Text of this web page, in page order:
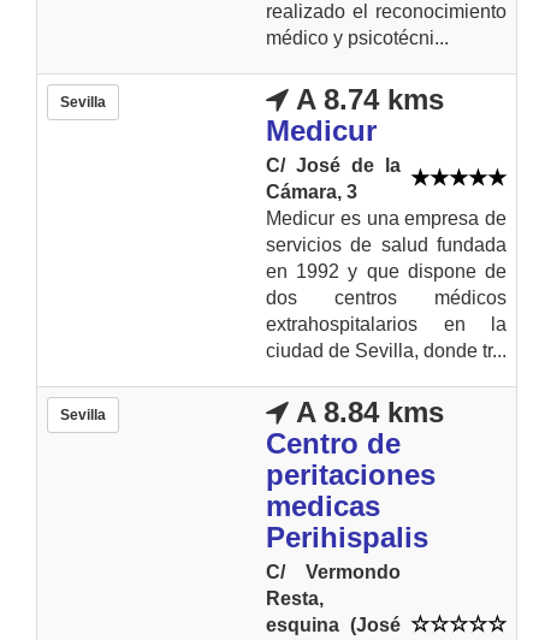
realizado el reconocimiento
médico y psicotécni...
Sevilla
A 8.74 kms
Medicur
C/ José de la
Cámara, 3
Medicur es una empresa de
servicios de salud fundada
en 1992 y que dispone de
dos centros médicos
extrahospitalarios en la
ciudad de Sevilla, donde tr...
Sevilla
A 8.84 kms
Centro de
peritaciones
medicas
Perihispalis
C/ Vermondo
Resta,
esquina (José